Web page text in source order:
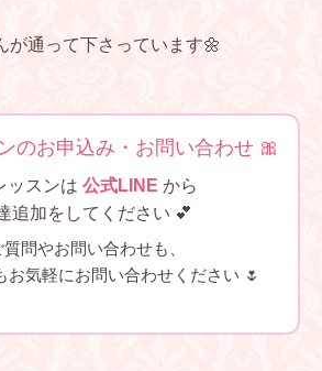
が通って下さっています🌼
のお申込み・お問い合わせ 🎀
ッスンは 公式LINE から
追加をしてください 💕
質問やお問い合わせも、
お気軽にお問い合わせください 🌷